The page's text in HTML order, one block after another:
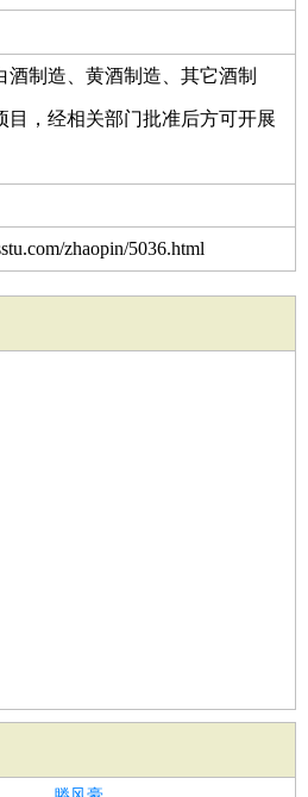
制造、黄酒制造、其它酒制
目，经相关部门批准后方可开展
zhaopin/5036.html